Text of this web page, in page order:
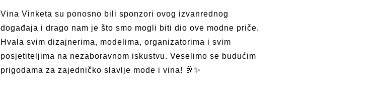
Vina Vinketa su ponosno bili sponzori ovog izvanrednog
događaja i drago nam je što smo mogli biti dio ove modne priče.
Hvala svim dizajnerima, modelima, organizatorima i svim
posjetiteljima na nezaboravnom iskustvu. Veselimo se budućim
prigodama za zajedničko slavlje mode i vina! 🥂✨